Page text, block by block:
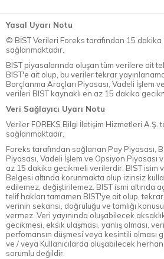
Yasal Uyarı Notu
© BİST Verileri Foreks tarafından 15 dakika
sağlanmaktadır.
BIST piyasalarında oluşan tüm verilere ait
BIST'e ait olup, bu veriler tekrar
Borçlanma Araçları Piyasası, Vadeli İşlem
verileri BIST kaynaklı en az 15 dakika
Veri Sağlayıcı Uyarı Notu
Veriler FOREKS Bilgi İletişim Hizmetleri A.Ş.
sağlanmaktadır.
Foreks tarafından sağlanan Pay Piyasası,
Piyasası, Vadeli İşlem ve Opsiyon Piyasası
az 15 dakika gecikmeli verilerdir. BIST isim
Belgesi altında korunmakta olup izinsiz
edilemez, değiştirilemez. BIST ismi altında
telif hakları tamamen BIST'ye ait olup, tekrar
verinin sekansı, doğruluğu ve tamlığı
vermez. Veri yayınında oluşabilecek
gecikmesi, eksik ulaşması, yanlış olması,
perfomansın düşmesi veya kesintili olması
ve / veya Kullanıcılarda oluşabilecek
sorumlu değildir.